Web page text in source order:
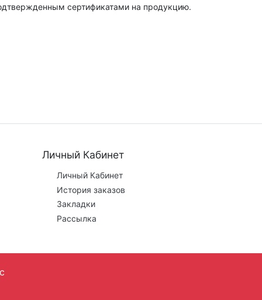
сертификатами на продукцию.
Личный Кабинет
Личный Кабинет
История заказов
Закладки
Рассылка